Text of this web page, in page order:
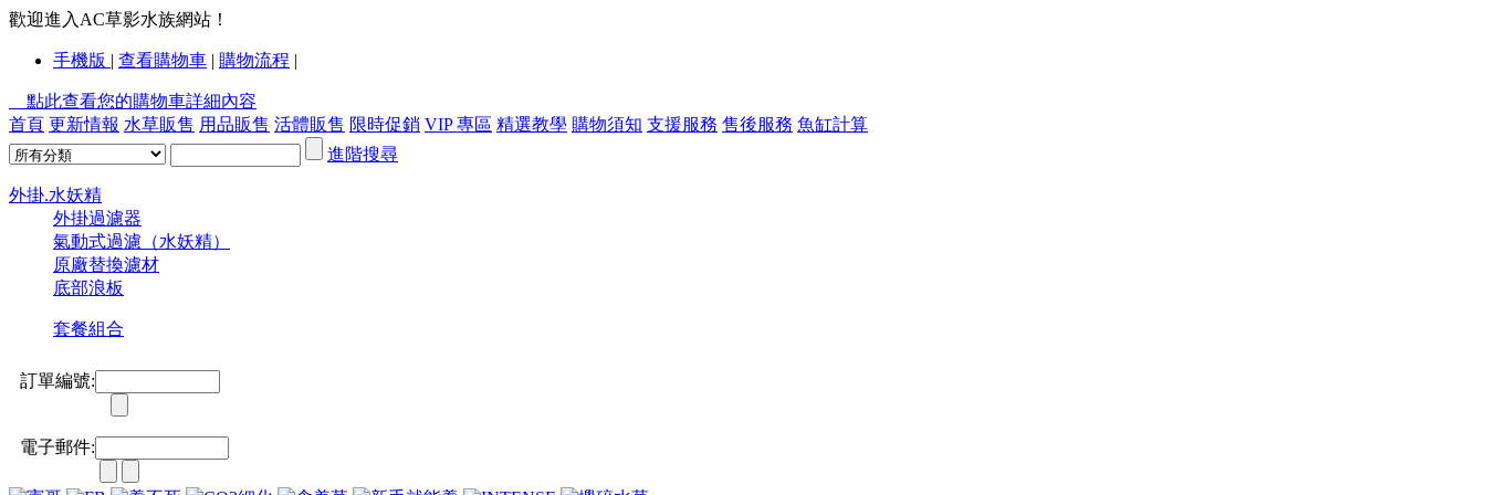
歡迎進入AC草影水族網站！
手機版 | 查看購物車 | 購物流程 |
點此查看您的購物車詳細內容
首頁 更新情報 水草販售 用品販售 活體販售 限時促銷 VIP 專區 精選教學 購物須知 支援服務 售後服務 魚缸計算
進階搜尋
外掛.水妖精
外掛過濾器
氣動式過濾（水妖精）
原廠替換濾材
底部浪板
套餐組合
訂單編號:
電子郵件: